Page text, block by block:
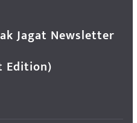
Jagat Newsletter
Edition)